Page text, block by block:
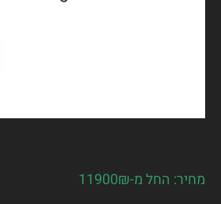
מחיר: החל מ-11900₪